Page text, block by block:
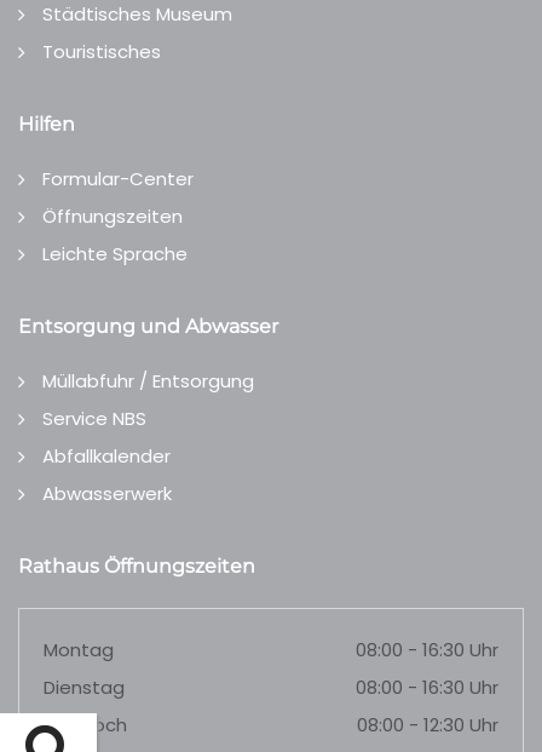
Städtisches Museum
Touristisches
Hilfen
Formular-Center
Öffnungszeiten
Leichte Sprache
Entsorgung und Abwasser
Müllabfuhr / Entsorgung
Service NBS
Abfallkalender
Abwasserwerk
Rathaus Öffnungszeiten
Montag
08:00 - 16:30 Uhr
Dienstag
08:00 - 16:30 Uhr
Mittwoch
08:00 - 12:30 Uhr